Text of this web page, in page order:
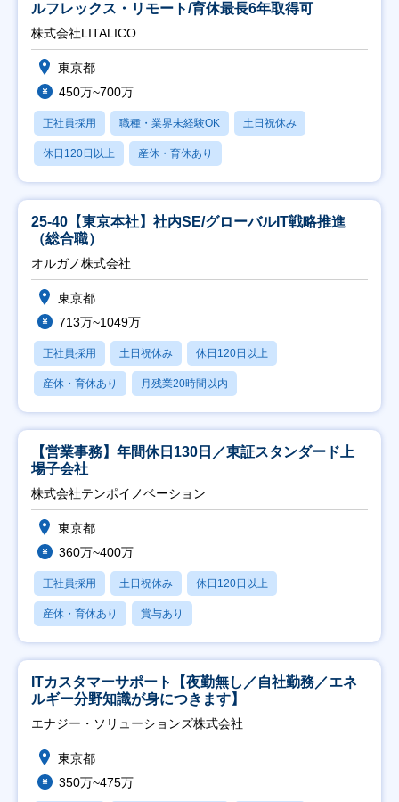
ルフレックス・リモート/育休最長6年取得可
株式会社LITALICO
東京都
450万~700万
正社員採用 職種・業界未経験OK 土日祝休み
休日120日以上 産休・育休あり
25-40【東京本社】社内SE/グローバルIT戦略推進
（総合職）
オルガノ株式会社
東京都
713万~1049万
正社員採用 土日祝休み 休日120日以上
産休・育休あり 月残業20時間以内
【営業事務】年間休日130日／東証スタンダード上
場子会社
株式会社テンポイノベーション
東京都
360万~400万
正社員採用 土日祝休み 休日120日以上
産休・育休あり 賞与あり
ITカスタマーサポート【夜勤無し／自社勤務／エネ
ルギー分野知識が身につきます】
エナジー・ソリューションズ株式会社
東京都
350万~475万